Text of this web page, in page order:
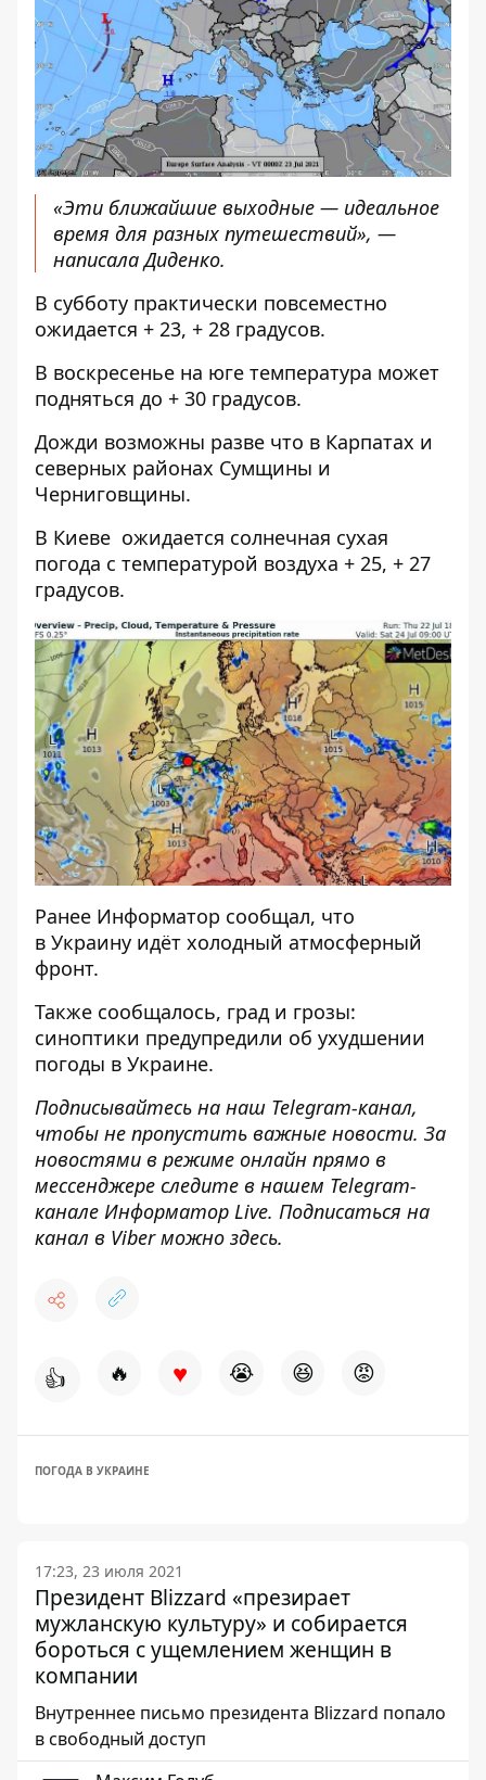
«Эти ближайшие выходные — идеальное
время для разных путешествий», —
написала Диденко.
В субботу практически повсеместно
ожидается + 23, + 28 градусов.
В воскресенье на юге температура может
подняться до + 30 градусов.
Дожди возможны разве что в Карпатах и
северных районах Сумщины и
Черниговщины.
В Киеве ожидается солнечная сухая
погода с температурой воздуха + 25, + 27
градусов.
Ранее Информатор сообщал, что
в Украину идёт холодный атмосферный
фронт.
Также сообщалось, град и грозы:
синоптики предупредили об ухудшении
погоды в Украине.
Подписывайтесь на наш Telegram-канал,
чтобы не пропустить важные новости. За
новостями в режиме онлайн прямо в
мессенджере следите в нашем Telegram-
канале Информатор Live. Подписаться на
канал в Viber можно здесь.
👍 🔥 ♥ 😭 😆 😡
ПОГОДА В УКРАИНЕ
17:23, 23 июля 2021
Президент Blizzard «презирает
мужланскую культуру» и собирается
бороться с ущемлением женщин в
компании
Внутреннее письмо президента Blizzard попало
в свободный доступ